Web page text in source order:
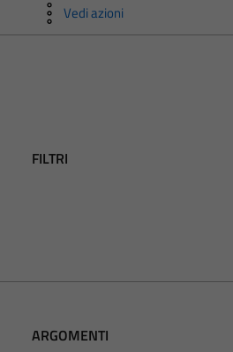
Vedi azioni
FILTRI
ARGOMENTI